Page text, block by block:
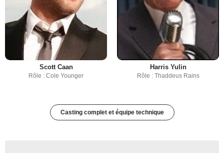
Scott Caan
Rôle : Cole Younger
Harris Yulin
Rôle : Thaddeus Rains
Casting complet et équipe technique